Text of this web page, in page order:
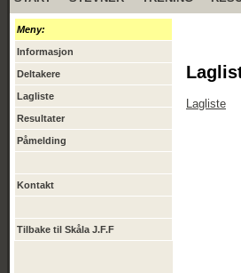
Meny:
Informasjon
Deltakere
Lagliste
Resultater
Påmelding
Kontakt
Tilbake til Skåla J.F.F
Lagliste